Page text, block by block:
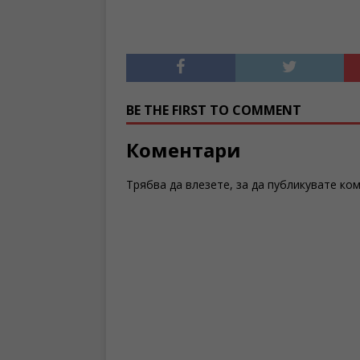
BE THE FIRST TO COMMENT
Коментари
Трябва да влезете, за да публикувате